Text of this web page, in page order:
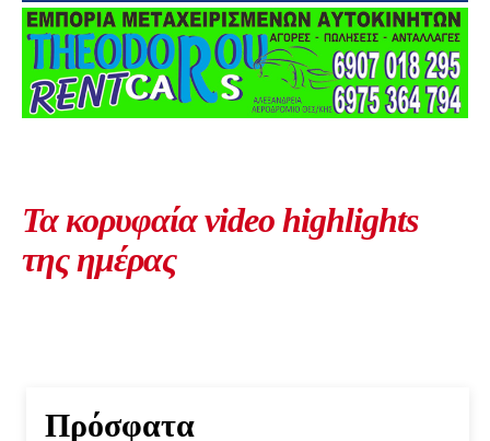
Τα κορυφαία video highlights
της ημέρας
Πρόσφατα